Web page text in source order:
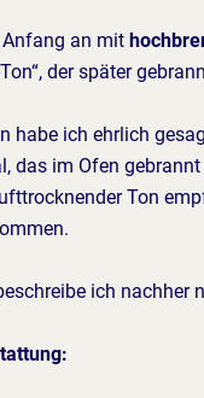
an mit
der später
habe ich ehrlich
das im Ofen
Ton
ich nachher